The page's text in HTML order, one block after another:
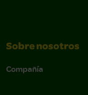
Sobre nosotros
Compañía